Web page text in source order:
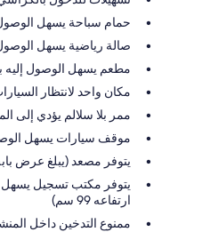
حمام سباحة يسهل
صالة رياضية يسهل
مطعم يسهل الوصول إليه
مكان واحد لانتظار
ممر بلا سلالم يؤدي إلى
موقف سيارات يسهل
يتوفر مصعد (يبلغ عرض بابه 80
يتوفر مكتب تسجيل يسهل
ارتفاعه 99 سم)
ممنوع التدخين داخل